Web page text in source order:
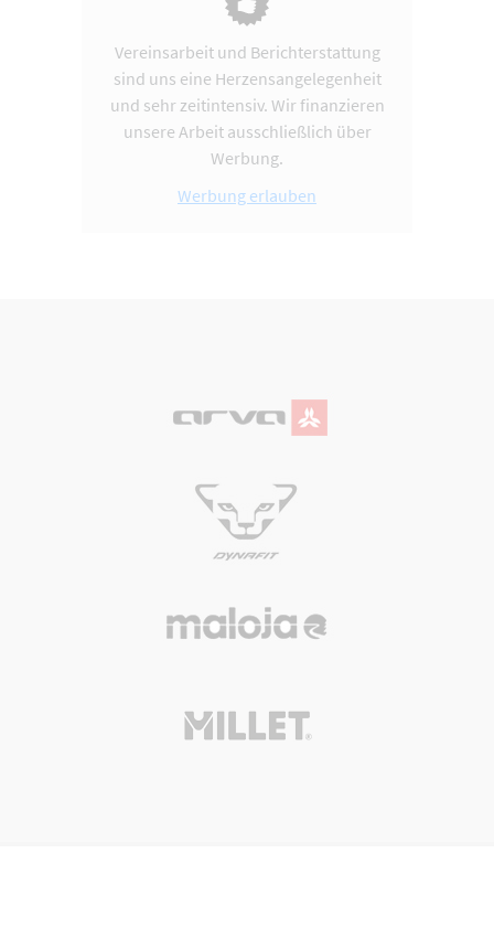
Vereinsarbeit und Berichterstattung
sind uns eine Herzensangelegenheit
und sehr zeitintensiv. Wir finanzieren
unsere Arbeit ausschließlich über
Werbung.
Werbung erlauben